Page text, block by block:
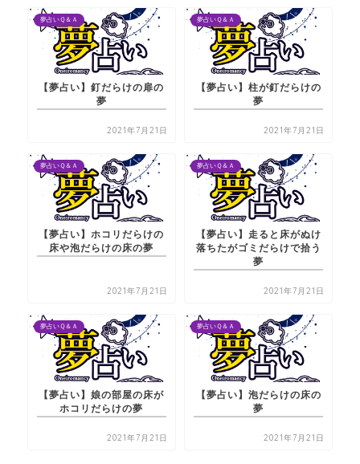
夢占いＱ＆Ａ
【夢占い】釘だらけの扉の
夢
2021年7月21日
夢占いＱ＆Ａ
【夢占い】柱が釘だらけの
夢
2021年7月21日
夢占いＱ＆Ａ
【夢占い】ホコリだらけの
床や泡だらけの床の夢
2021年7月21日
夢占いＱ＆Ａ
【夢占い】走ると床がぬけ
落ちたがゴミだらけで拾う
夢
2021年7月21日
夢占いＱ＆Ａ
【夢占い】娘の部屋の床が
ホコリだらけの夢
2021年7月21日
夢占いＱ＆Ａ
【夢占い】泡だらけの床の
夢
2021年7月21日